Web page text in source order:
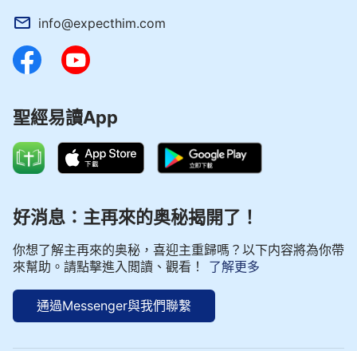
info@expecthim.com
聖經易讀App
好消息：主再來的奥秘揭開了！
你想了解主再來的奥秘，喜迎主重歸嗎？以下内容將為你帶
來幫助。請點擊進入閲讀、觀看！
了解更多
通過Messenger與我們聯繫